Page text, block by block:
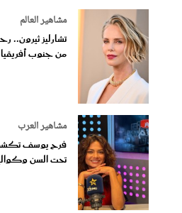
مشاهير العالم
تشارليز ثيرون..
من جنوب أفريقيا
مشاهير العرب
فرح يوسف
تحت السن